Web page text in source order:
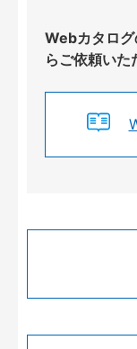
Webカタロ
らご依頼いた